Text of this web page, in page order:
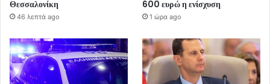
Θεσσαλονίκη
46 λεπτά ago
600 ευρώ η ενίσχυση
1 ώρα ago